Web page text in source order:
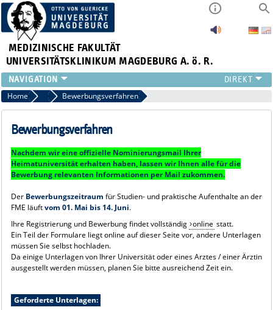
MEDIZINISCHE FAKULTÄT
UNIVERSITÄTSKLINIKUM MAGDEBURG A. ö. R.
INSTITUTE
KLINIKEN
ZENTRALE EINRICHTUNGEN
PRESSE
ÜBER UNS
INTRANET
Home Erasmus+/WELTWEIT Praktika an der FME
Bewerbungsverfahren
Bewerbungsverfahren
Nachdem wir eine offizielle Nominierungsmail Ihrer
Heimatuniversität erhalten haben, lassen wir Ihnen alle für die
Bewerbung relevanten Informationen per Mail zukommen.
Der Bewerbungszeitraum für Studien- und praktische Aufenthalte an der
FME läuftvom 01. Mai bis 14. Juni.
Ihre Registrierung und Bewerbung findet vollständig online statt.
Ein Teil der Formulare liegt online auf dieser Seite vor, andere Unterlagen
müssen Sie selbst hochladen.
Da einige Unterlagen von Ihrer Universität oder eines Arztes / einer Ärztin
ausgestellt werden müssen, planen Sie bitte ausreichend Zeit ein.
Geforderte Unterlagen: